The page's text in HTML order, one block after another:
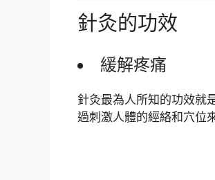
針灸的功效
緩解疼痛
針灸最為人所知的功效就
過刺激人體的經絡和穴位